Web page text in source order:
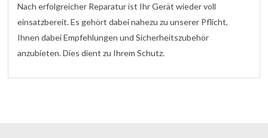
Nach erfolgreicher Reparatur ist Ihr Gerät wieder voll
einsatzbereit. Es gehört dabei nahezu zu unserer Pflicht,
Ihnen dabei Empfehlungen und Sicherheitszubehör
anzubieten. Dies dient zu Ihrem Schutz.